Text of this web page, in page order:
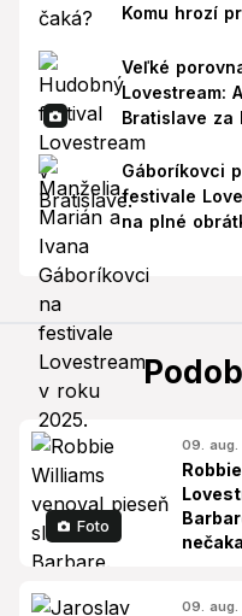
Komu hrozí
Veľké
Lovestream:
Bratislave za
Gáboríkovci
festivale
na plné
Foto
09.
09.